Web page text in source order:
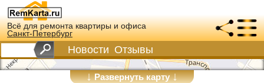
Всё для ремонта квартиры и офиса
Санкт-Петербург
Новости Отзывы
↓Развернуть карту↓